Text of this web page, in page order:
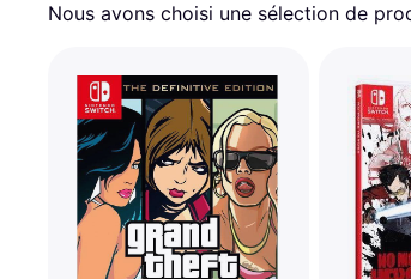
Nous avons choisi une sélection de